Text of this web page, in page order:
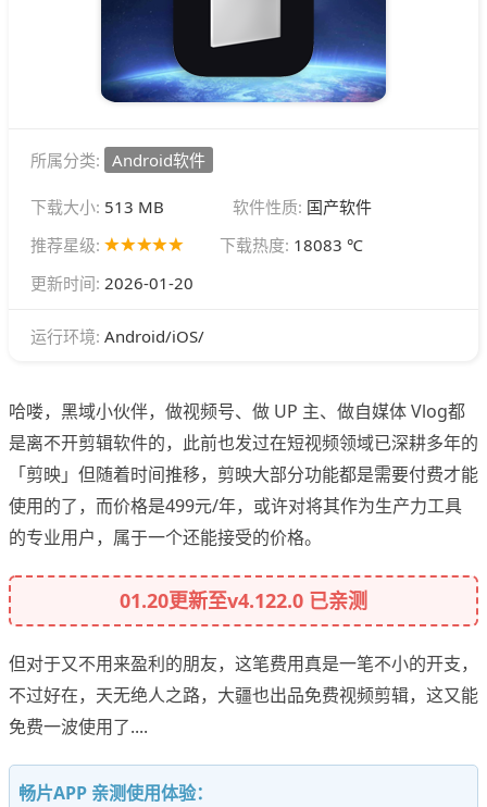
所属分类: Android软件
下载大小: 513 MB 软件性质: 国产软件
推荐星级:
下载热度: 18083 ℃
更新时间: 2026-01-20
运行环境: Android/iOS/
哈喽，黑域小伙伴，做视频号、做 UP 主、做自媒体 Vlog都
是离不开剪辑软件的，此前也发过在短视频领域已深耕多年的
「剪映」但随着时间推移，剪映大部分功能都是需要付费才能
使用的了，而价格是499元/年，或许对将其作为生产力工具
的专业用户，属于一个还能接受的价格。
01.20更新至v4.122.0 已亲测
但对于又不用来盈利的朋友，这笔费用真是一笔不小的开支，
不过好在，天无绝人之路，大疆也出品免费视频剪辑，这又能
免费一波使用了....
畅片APP 亲测使用体验：